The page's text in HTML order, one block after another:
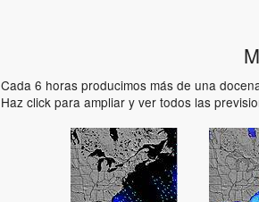
Cada 6 horas producimos más de una
Haz click para ampliar y ver todos las